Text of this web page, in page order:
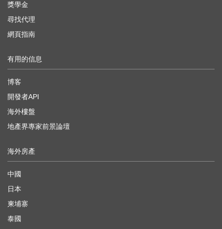
獎學金
尋找代理
網頁指南
有用的信息
博客
開發者API
海外樓盤
地產界專家前景論壇
海外房產
中國
日本
柬埔寨
泰國